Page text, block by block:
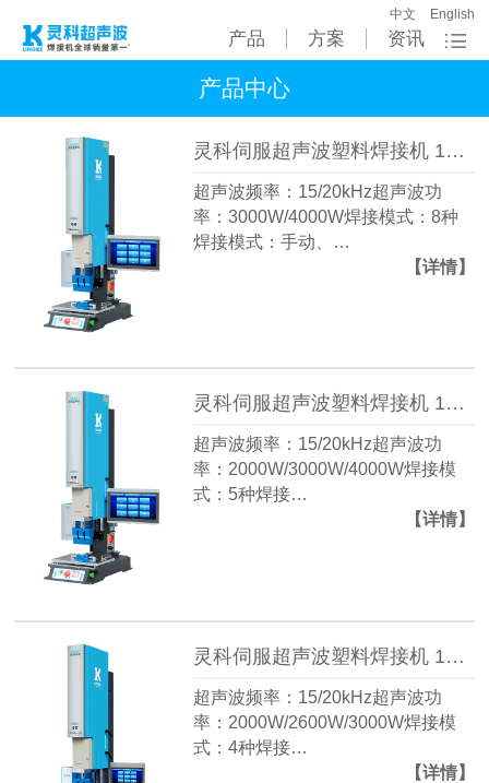
产品 方案 资讯
中文 English
产品中心
灵科伺服超声波塑料焊接机 15kHz-3000/4000W L3000 ServoⅡ
超声波频率：15/20kHz超声波功
率：3000W/4000W焊接模式：8种
焊接模式：手动、…
【详情】
灵科伺服超声波塑料焊接机 15kHz-3000/4000W L3000 ServoⅠ
超声波频率：15/20kHz超声波功
率：2000W/3000W/4000W焊接模
式：5种焊接…
【详情】
灵科伺服超声波塑料焊接机 15kHz-2000/2600W L3000 Servo ES
超声波频率：15/20kHz超声波功
率：2000W/2600W/3000W焊接模
式：4种焊接…
【详情】